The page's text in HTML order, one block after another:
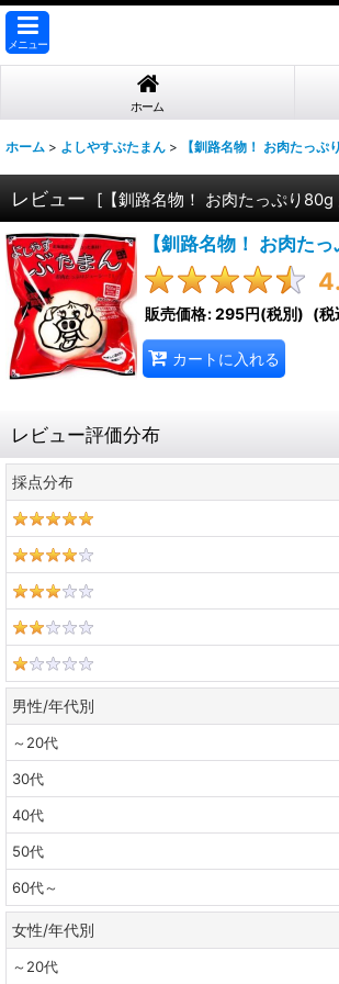
メニュー
ホーム
ホーム > よしやすぶたまん > 【釧路名物！ お肉たっ
レビュー [ 【釧路名物！ お肉たっぷり
【釧路名物！ お肉た
販売価格:295円(税別) (税
カートに入れる
レビュー評価分布
採点分布
男性/年代別
～20代
30代
40代
50代
60代～
女性/年代別
～20代